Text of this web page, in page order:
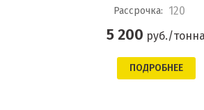
Рассрочка: 120
5 200 руб./тонна
ПОДРОБНЕЕ